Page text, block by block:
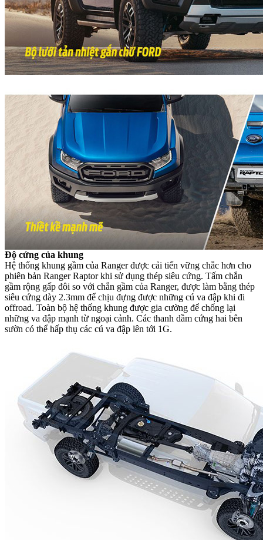
Độ cứng của khung
Hệ thống khung gầm của Ranger được cải tiến vững chắc hơn cho
phiên bản Ranger Raptor khi sử dụng thép siêu cứng. Tấm chắn
gầm rộng gấp đôi so với chắn gầm của Ranger, được làm bằng thép
siêu cứng dày 2.3mm để chịu đựng được những cú va đập khi đi
offroad. Toàn bộ hệ thống khung được gia cường để chống lại
những va đập mạnh từ ngoại cảnh. Các thanh dầm cứng hai bên
sườn có thể hấp thụ các cú va đập lên tới 1G.